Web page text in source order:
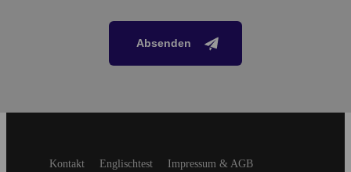
Absenden
Secondary
Kontakt Englischtest
Impressum & AGB